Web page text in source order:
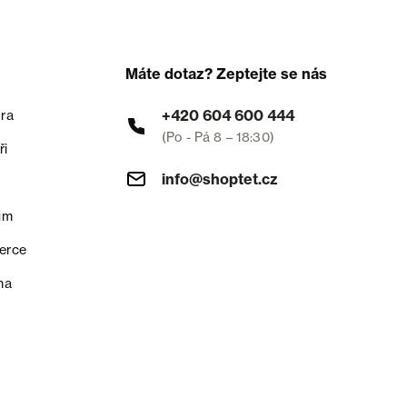
Máte dotaz? Zeptejte se nás
+420 604 600 444
(Po - Pá 8 – 18:30)
info@shoptet.cz